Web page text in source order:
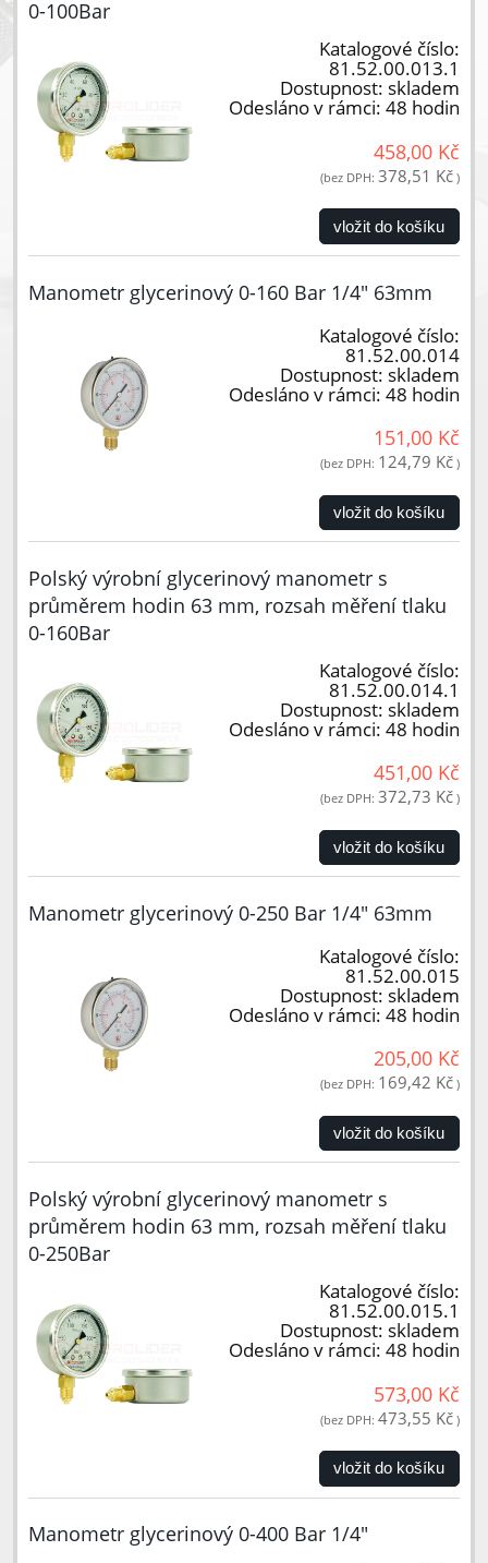
0-100Bar
Katalogové číslo:
81.52.00.013.1
Dostupnost: skladem
Odesláno v rámci: 48 hodin
458,00 Kč
(bez DPH: 378,51 Kč )
vložit do košíku
Manometr glycerinový 0-160 Bar 1/4" 63mm
Katalogové číslo:
81.52.00.014
Dostupnost: skladem
Odesláno v rámci: 48 hodin
151,00 Kč
(bez DPH: 124,79 Kč )
vložit do košíku
Polský výrobní glycerinový manometr s
průměrem hodin 63 mm, rozsah měření tlaku
0-160Bar
Katalogové číslo:
81.52.00.014.1
Dostupnost: skladem
Odesláno v rámci: 48 hodin
451,00 Kč
(bez DPH: 372,73 Kč )
vložit do košíku
Manometr glycerinový 0-250 Bar 1/4" 63mm
Katalogové číslo:
81.52.00.015
Dostupnost: skladem
Odesláno v rámci: 48 hodin
205,00 Kč
(bez DPH: 169,42 Kč )
vložit do košíku
Polský výrobní glycerinový manometr s
průměrem hodin 63 mm, rozsah měření tlaku
0-250Bar
Katalogové číslo:
81.52.00.015.1
Dostupnost: skladem
Odesláno v rámci: 48 hodin
573,00 Kč
(bez DPH: 473,55 Kč )
vložit do košíku
Manometr glycerinový 0-400 Bar 1/4"